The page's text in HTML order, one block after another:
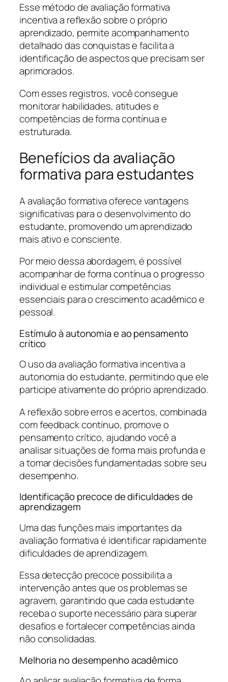
Esse método de avaliação formativa
incentiva a reflexão sobre o próprio
aprendizado, permite acompanhamento
detalhado das conquistas e facilita a
identificação de aspectos que precisam ser
aprimorados.
Com esses registros, você consegue
monitorar habilidades, atitudes e
competências de forma contínua e
estruturada.
Benefícios da avaliação
formativa para estudantes
A avaliação formativa oferece vantagens
significativas para o desenvolvimento do
estudante, promovendo um aprendizado
mais ativo e consciente.
Por meio dessa abordagem, é possível
acompanhar de forma contínua o progresso
individual e estimular competências
essenciais para o crescimento acadêmico e
pessoal.
Estímulo à autonomia e ao pensamento
crítico
O uso da avaliação formativa incentiva a
autonomia do estudante, permitindo que ele
participe ativamente do próprio aprendizado.
A reflexão sobre erros e acertos, combinada
com feedback contínuo, promove o
pensamento crítico, ajudando você a
analisar situações de forma mais profunda e
a tomar decisões fundamentadas sobre seu
desempenho.
Identificação precoce de dificuldades de
aprendizagem
Uma das funções mais importantes da
avaliação formativa é identificar rapidamente
dificuldades de aprendizagem.
Essa detecção precoce possibilita a
intervenção antes que os problemas se
agravem, garantindo que cada estudante
receba o suporte necessário para superar
desafios e fortalecer competências ainda
não consolidadas.
Melhoria no desempenho acadêmico